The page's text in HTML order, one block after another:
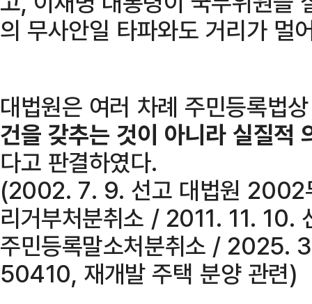
의 무사안일 타파와도 거리가 멀
대법원은 여러 차례 주민등록법
건을 갖추는 것이 아니라 실질적
다고 판결하였다.
(2002. 7. 9. 선고 대법원 2002
리거부처분취소 / 2011. 11.
주민등록말소처분취소 / 2025.
50410, 재개발 주택 분양 관련)